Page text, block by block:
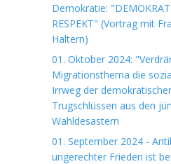
Demokratie:
RESPEKT" (Vortrag mit
Haltern)
01. Oktober 2024:
Migrationsthema die
Irrweg der
Trugschlüssen aus den
Wahldesastern
01. September 2024 -
ungerechter Frieden ist